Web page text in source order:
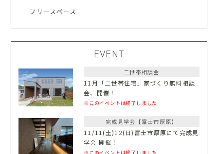
フリースペース
EVENT
二世帯相談会
11月「二世帯住宅」家づくり無料相談
会、開催！
※このイベントは終了しました
完成見学会【富士市厚原】
11/11(土)12(日)富士市厚原にて完成見
学会 開催！
※このイベントは終了しました